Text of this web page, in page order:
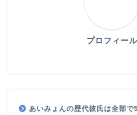
プロフィール
あいみょんの歴代彼氏は全部